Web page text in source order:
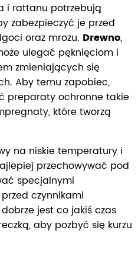
i rattanu potrzebują
zabezpieczyć je przed
oraz mrozu. Drewno,
ulegać pęknięciom i
zmieniających się
Aby temu zapobiec,
preparaty ochronne takie
które tworzą
na niskie temperatury i
przechowywać pod
specjalnymi
czynnikami
jest co jakiś czas
aby pozbyć się kurzu